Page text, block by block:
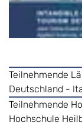
Teilnehmende
Deutschland -
Teilnehmende
Hochschule